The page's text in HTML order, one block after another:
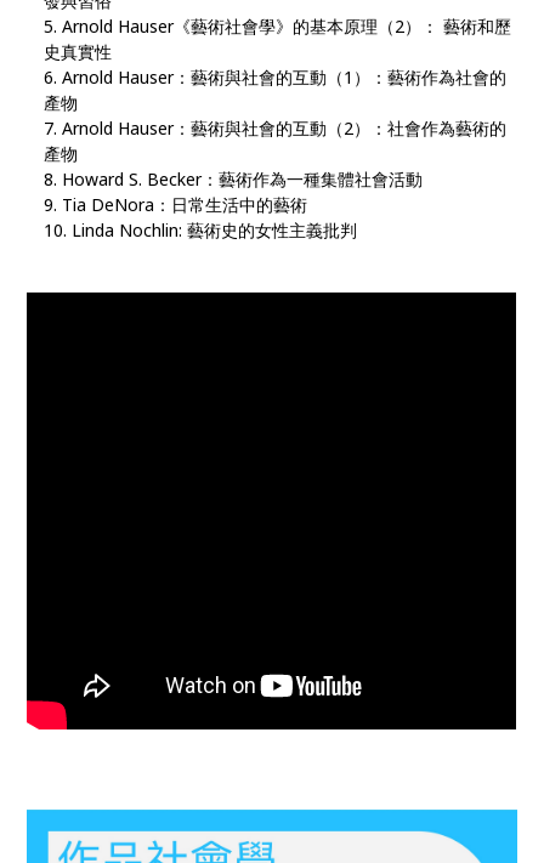
Arnold Hauser《藝術社會學》的基本原理（2）： 藝術和歷
史真實性
Arnold Hauser：藝術與社會的互動（1）：藝術作為社會的
產物
Arnold Hauser：藝術與社會的互動（2）：社會作為藝術的
產物
Howard S. Becker：藝術作為一種集體社會活動
Tia DeNora：日常生活中的藝術
Linda Nochlin: 藝術史的女性主義批判